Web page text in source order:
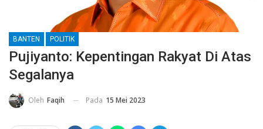
BANTEN POLITIK
Pujiyanto: Kepentingan Rakyat Di Atas
Segalanya
Oleh Faqih Pada 15 Mei 2023